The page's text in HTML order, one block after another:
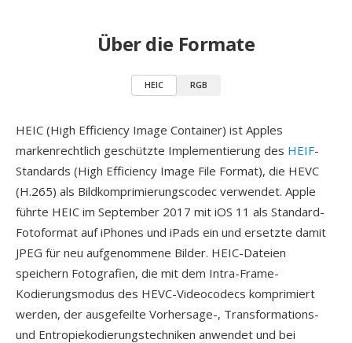
Über die Formate
HEIC RGB
HEIC (High Efficiency Image Container) ist Apples
markenrechtlich geschützte Implementierung des HEIF-
Standards (High Efficiency Image File Format), die HEVC
(H.265) als Bildkomprimierungscodec verwendet. Apple
führte HEIC im September 2017 mit iOS 11 als Standard-
Fotoformat auf iPhones und iPads ein und ersetzte damit
JPEG für neu aufgenommene Bilder. HEIC-Dateien
speichern Fotografien, die mit dem Intra-Frame-
Kodierungsmodus des HEVC-Videocodecs komprimiert
werden, der ausgefeilte Vorhersage-, Transformations-
und Entropiekodierungstechniken anwendet und bei